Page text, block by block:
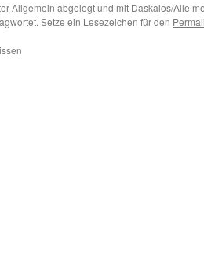
Allgemein abgelegt und mit Daskalos/Alle
Setze ein Lesezeichen für den